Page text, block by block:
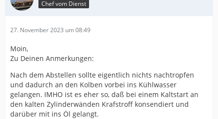
Chef vom Dienst
27. November 2023 um 08:49
Moin,
Zu Deinen Anmerkungen:
Nach dem Abstellen sollte eigentlich nichts nachtropfen
und dadurch an den Kolben vorbei ins Kühlwasser
gelangen. IMHO ist es eher so, daß bei einem Kaltstart an
den kalten Zylinderwänden Krafstroff konsendiert und
darüber mit ins Öl gelangt.